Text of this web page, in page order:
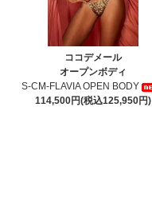
ココデメール
オープンボディ
S-CM-FLAVIA OPEN BODY
114,500円(税込125,950円)